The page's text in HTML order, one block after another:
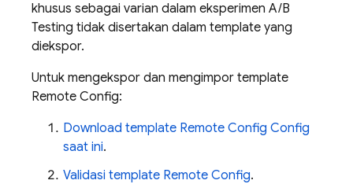
khusus sebagai varian dalam eksperimen A/B
Testing tidak disertakan dalam template yang
diekspor.
Untuk mengekspor dan mengimpor template
Remote Config:
Download template Remote Config Config
saat ini.
Validasi template Remote Config.